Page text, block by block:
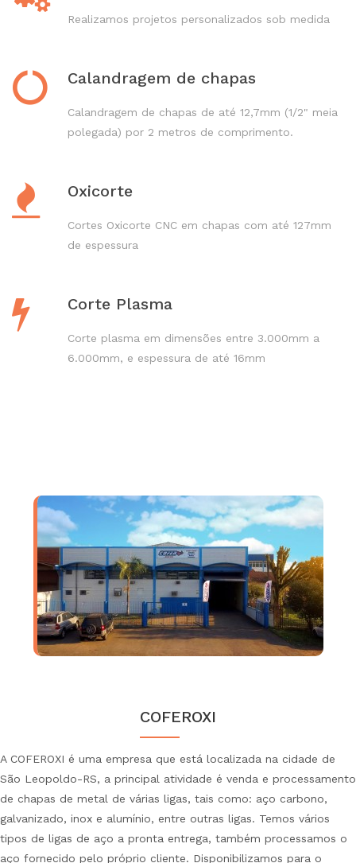
Realizamos projetos personalizados sob medida
Calandragem de chapas
Calandragem de chapas de até 12,7mm (1/2" meia
polegada) por 2 metros de comprimento.
Oxicorte
Cortes Oxicorte CNC em chapas com até 127mm
de espessura
Corte Plasma
Corte plasma em dimensões entre 3.000mm a
6.000mm, e espessura de até 16mm
COFEROXI
A COFEROXI é uma empresa que está localizada na cidade de
São Leopoldo-RS, a principal atividade é venda e processamento
de chapas de metal de várias ligas, tais como: aço carbono,
galvanizado, inox e alumínio, entre outras ligas. Temos vários
tipos de ligas de aço a pronta entrega, também processamos o
aço fornecido pelo próprio cliente. Disponibilizamos para o